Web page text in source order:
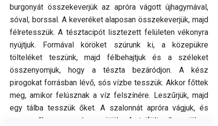
burgonyát összekeverjük az apróra vágott újhagymával,
sóval, borssal. A keveréket alaposan összekeverjük, majd
félretesszük. A tésztacipót lisztezett felületen vékonyra
nyújtjuk. Formával köröket szúrunk ki, a közepükre
tölteléket teszünk, majd félbehajtjuk és a széleket
összenyomjuk, hogy a tészta bezáródjon. A kész
pirogokat forrásban lévő, sós vízbe tesszük. Akkor főttek
meg, amikor felúsznak a víz felszínére. Leszűrjük, majd
egy tálba tesszük őket. A szalonnát apróra vágjuk, és
serpenyőben ropogósra sütjük. A tejfölt elkeverjük a